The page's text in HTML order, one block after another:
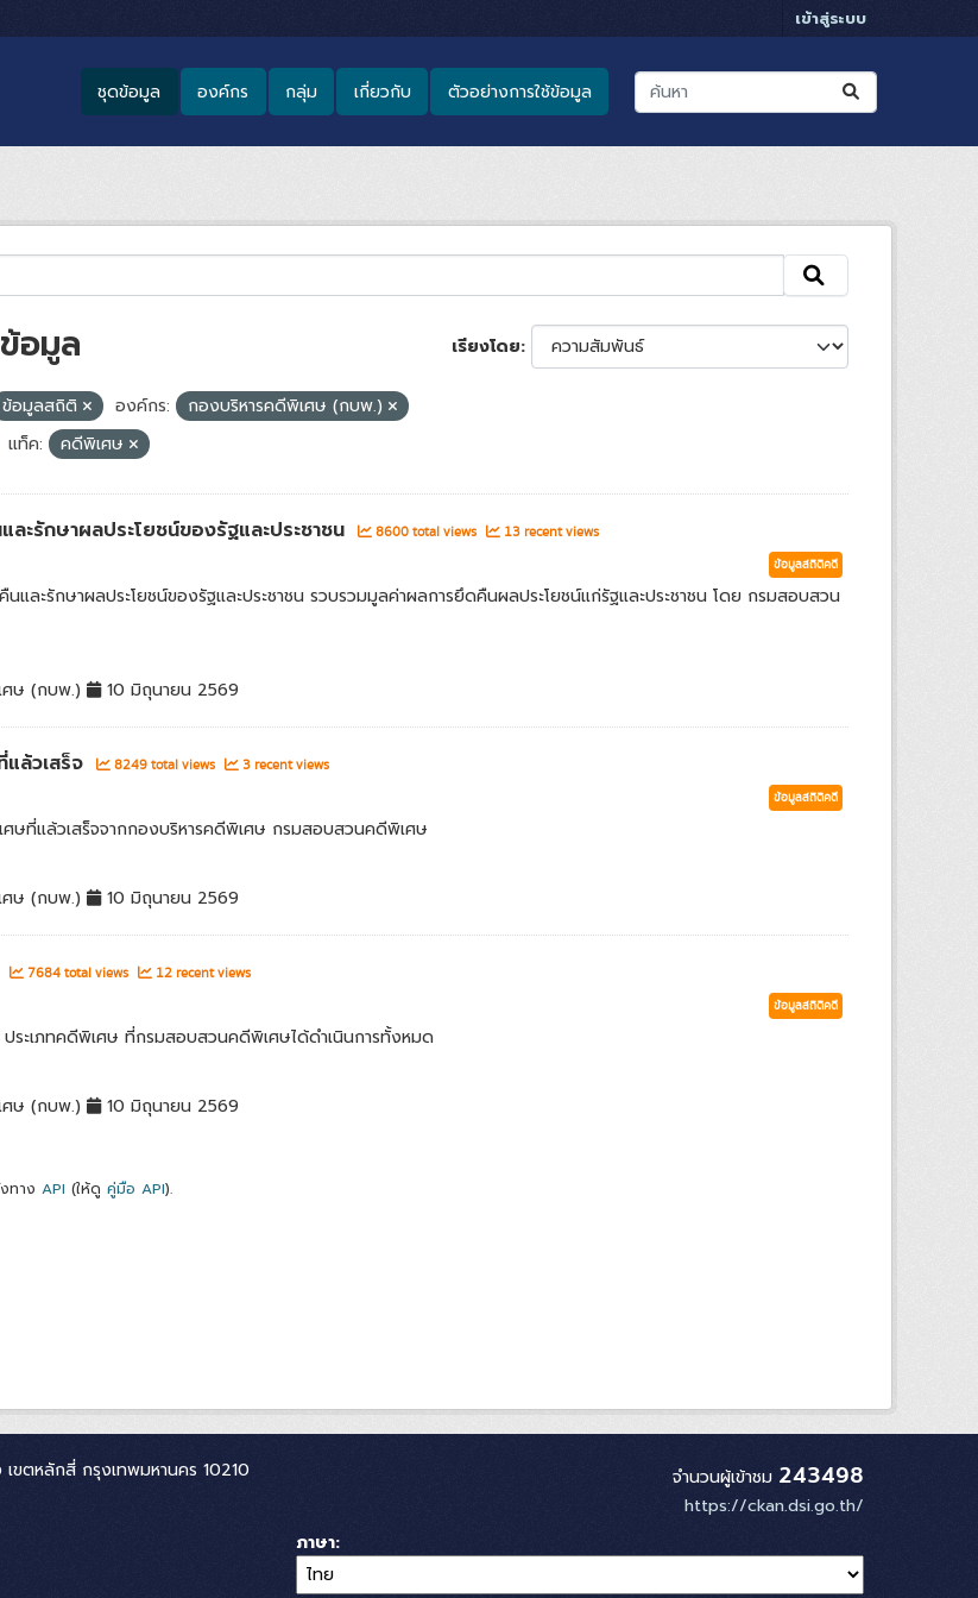
เข้าสู่ระบบ
ชุดข้อมูล องค์กร กลุ่ม เกี่ยวกับ ตัวอย่างการใช้ข้อมูล
เรียงโดย
อมูล
ข้อมูลสถิติ องค์กร:
กองบริหารคดีพิเศษ (กบพ.)
แท็ค: คดีพิเศษ
ละรักษาผลประโยชน์ของรัฐและประชาชน 8600 total views 13 recent views
ข้อมูลสถิติคดี
และรักษาผลประโยชน์ของรัฐและประชาชน รวบรวมมูลค่าผลการยึดคืนผลประโยชน์แก่รัฐและประชาชน โดย กรมสอบสวน
ษ (กบพ.) 10 มิถุนายน 2569
ล้วเสร็จ 8249 total views 3 recent views
ข้อมูลสถิติคดี
ษที่แล้วเสร็จจากกองบริหารคดีพิเศษ กรมสอบสวนคดีพิเศษ
ษ (กบพ.) 10 มิถุนายน 2569
7684 total views 12 recent views
ข้อมูลสถิติคดี
ระเภทคดีพิเศษ ที่กรมสอบสวนคดีพิเศษได้ดำเนินการทั้งหมด
ษ (กบพ.) 10 มิถุนายน 2569
ทาง API (ให้ดู คู่มือ API).
ตหลักสี่ กรุงเทพมหานคร 10210
จำนวนผู้เข้าชม 243498
https://ckan.dsi.go.th/
ภาษา